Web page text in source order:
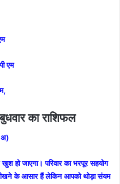
एम
का राशिफल
अ)
जाएगा। परिवार का भरपूर सहयोग
के आसार हैं लेकिन आपको थोड़ा संयम